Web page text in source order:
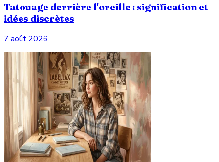
Tatouage derrière l'oreille : signification et
idées discrètes
7 août 2026